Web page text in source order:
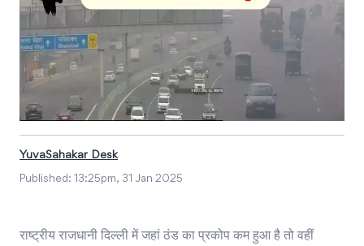
YuvaSahakar Desk
Published: 13:25pm, 31 Jan 2025
राष्ट्रीय राजधानी दिल्ली में जहां ठंड का प्रकोप कम हुआ है तो वहीं